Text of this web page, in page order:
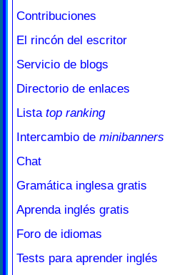
Contribuciones
El rincón del escritor
Servicio de blogs
Directorio de enlaces
Lista top ranking
Intercambio de minibanners
Chat
Gramática inglesa gratis
Aprenda inglés gratis
Foro de idiomas
Tests para aprender inglés